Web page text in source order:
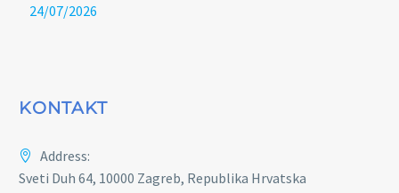
24/07/2026
KONTAKT
Address:
Sveti Duh 64, 10000 Zagreb, Republika Hrvatska